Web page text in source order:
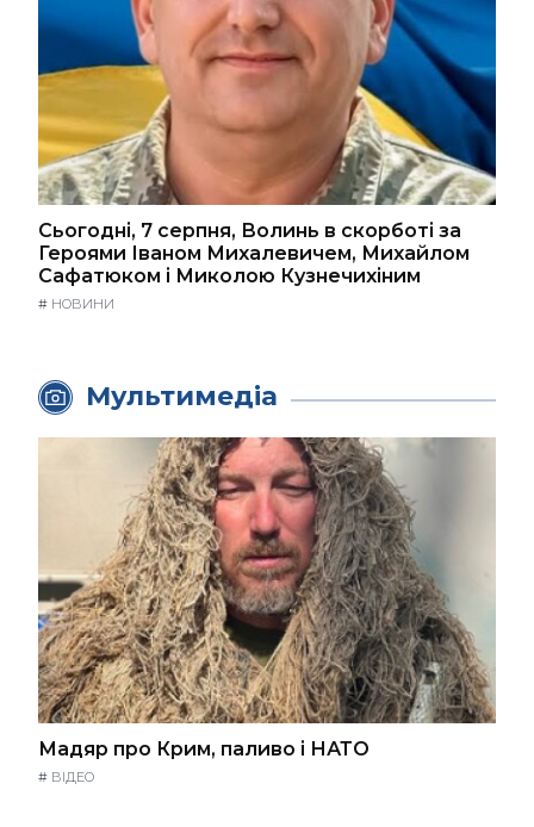
Сьогодні, 7 серпня, Волинь в скорботі за
Героями Іваном Михалевичем, Михайлом
Сафатюком і Миколою Кузнечихіним
# НОВИНИ
Мультимедіа
Мадяр про Крим, паливо і НАТО
# ВІДЕО